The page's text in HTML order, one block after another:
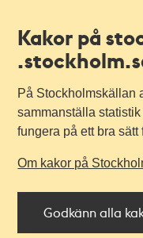
Kakor på
På Stockholmskällan
sammanställa
fungera på ett bra sätt
Om kakor på
Godkänn alla